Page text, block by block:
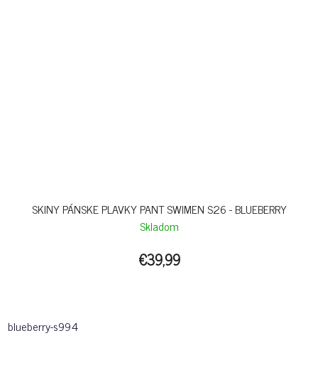
SKINY PÁNSKE PLAVKY PANT SWIMEN S26 - BLUEBERRY
Skladom
€39,99
blueberry-s994